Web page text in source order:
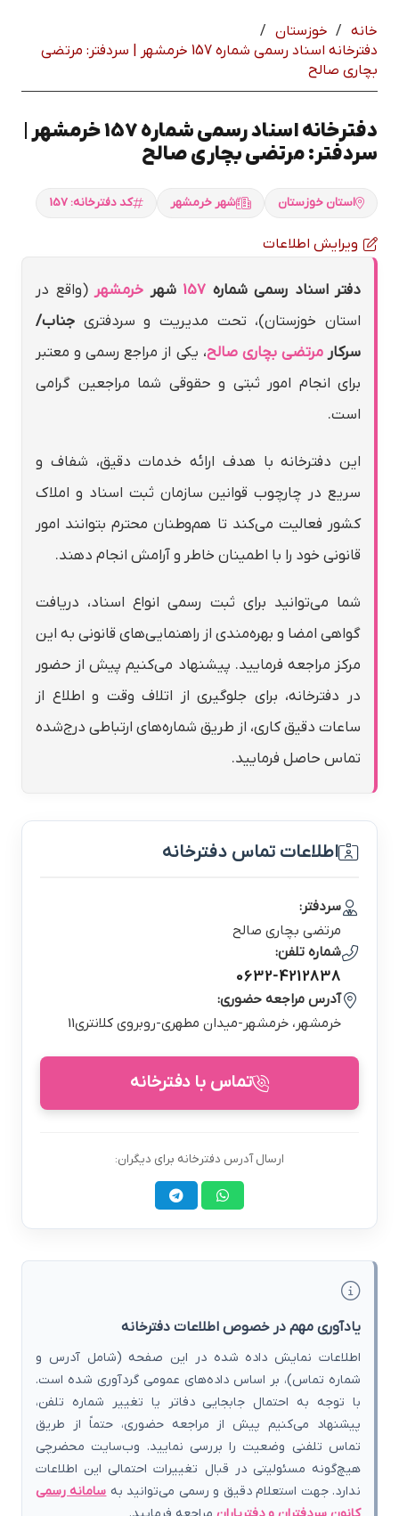
خانه / خوزستان /
دفترخانه اسناد رسمی شماره 157 خرمشهر | سردفتر: مرتضي
بچاري صالح
دفترخانه اسناد رسمی شماره 157 خرمشهر |
سردفتر: مرتضي بچاري صالح
استان خوزستان شهر خرمشهر کد دفترخانه: 157
ویرایش اطلاعات
دفتر اسناد رسمی شماره 157 شهر خرمشهر (واقع در
استان خوزستان)، تحت مدیریت و سردفتری جناب/
سرکارمرتضي بچاري صالح، یکی از مراجع رسمی و معتبر
برای انجام امور ثبتی و حقوقی شما مراجعین گرامی
است.
این دفترخانه با هدف ارائه خدمات دقیق، شفاف و
سریع در چارچوب قوانین سازمان ثبت اسناد و املاک
کشور فعالیت می‌کند تا هم‌وطنان محترم بتوانند امور
قانونی خود را با اطمینان خاطر و آرامش انجام دهند.
شما می‌توانید برای ثبت رسمی انواع اسناد، دریافت
گواهی امضا و بهره‌مندی از راهنمایی‌های قانونی به این
مرکز مراجعه فرمایید. پیشنهاد می‌کنیم پیش از حضور
در دفترخانه، برای جلوگیری از اتلاف وقت و اطلاع از
ساعات دقیق کاری، از طریق شماره‌های ارتباطی درج‌شده
تماس حاصل فرمایید.
اطلاعات تماس دفترخانه
سردفتر:
مرتضي بچاري صالح
شماره تلفن:
0632-4212838
آدرس مراجعه حضوری:
خرمشهر، خرمشهر-ميدان مطهري-روبروي كلانتري11
تماس با دفترخانه
ارسال آدرس دفترخانه برای دیگران:
یادآوری مهم در خصوص اطلاعات دفترخانه
اطلاعات نمایش داده شده در این صفحه (شامل آدرس و
شماره تماس)، بر اساس داده‌های عمومی گردآوری شده است.
با توجه به احتمال جابجایی دفاتر یا تغییر شماره تلفن،
پیشنهاد می‌کنیم پیش از مراجعه حضوری، حتماً از طریق
تماس تلفنی وضعیت را بررسی نمایید. وب‌سایت محضرچی
هیچ‌گونه مسئولیتی در قبال تغییرات احتمالی این اطلاعات
ندارد. جهت استعلام دقیق و رسمی می‌توانید بهسامانه رسمی